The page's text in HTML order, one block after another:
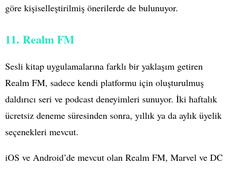
göre kişiselleştirilmiş önerilerde de bulunuyor.
11. Realm FM
Sesli kitap uygulamalarına farklı bir yaklaşım getiren
Realm FM, sadece kendi platformu için oluşturulmuş
daldırıcı seri ve podcast deneyimleri sunuyor. İki haftalık
ücretsiz deneme süresinden sonra, yıllık ya da aylık üyelik
seçenekleri mevcut.
iOS ve Android’de mevcut olan Realm FM, Marvel ve DC